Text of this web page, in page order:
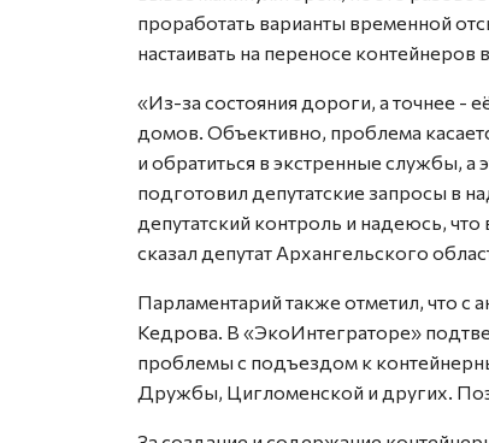
проработать варианты временной
настаивать на переносе контейнеров
«Из-за состояния дороги, а точнее -
домов. Объективно, проблема
и обратиться в экстренные службы,
подготовил депутатские запросы в
депутатский контроль и надеюсь,
сказал депутат Архангельского
Парламентарий также отметил, что
Кедрова. В «ЭкоИнтеграторе»
проблемы с подъездом к
Дружбы, Цигломенской и других.